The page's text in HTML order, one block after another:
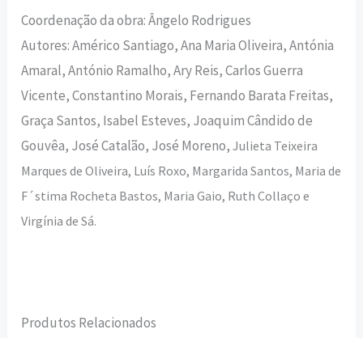
Coordenação da obra: Ângelo Rodrigues
Autores: Américo Santiago, Ana Maria Oliveira, Antónia
Amaral, António Ramalho, Ary Reis, Carlos Guerra
Vicente, Constantino Morais, Fernando Barata Freitas,
Graça Santos, Isabel Esteves, Joaquim Cândido de
Gouvêa, José Catalão, José Moreno,Julieta Teixeira
Marques de Oliveira, Luís Roxo, Margarida Santos, Maria de
F´stima Rocheta Bastos, Maria Gaio, Ruth Collaço e
Virgínia de Sá.
Produtos Relacionados